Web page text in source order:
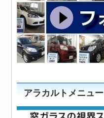
アラカルトメニュー